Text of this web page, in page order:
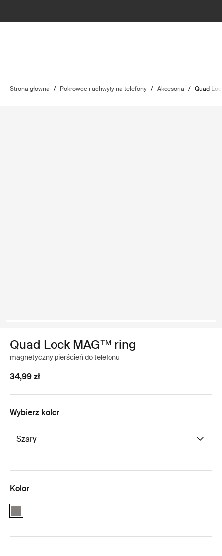
Strona główna / Pokrowce i uchwyty na telefony / Akcesoria / Quad
Quad Lock MAG™ ring
magnetyczny pierścień do telefonu
34,99 zł
Wybierz kolor
Kolor